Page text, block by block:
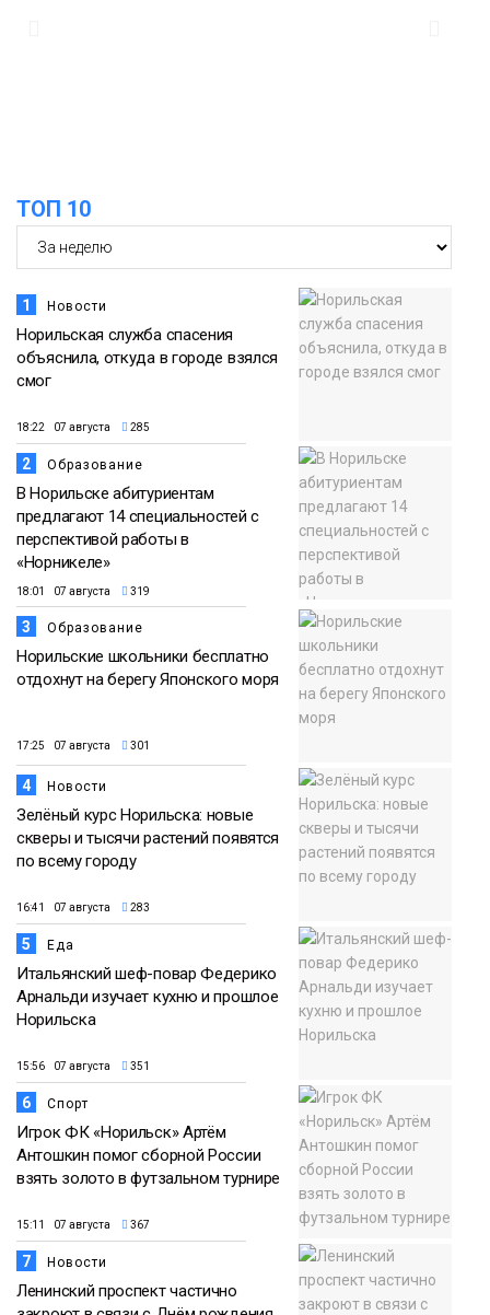
ТОП 10
1 Новости
Норильская служба спасения
объяснила, откуда в городе взялся
смог
18:22 07 августа 285
2 Образование
В Норильске абитуриентам
предлагают 14 специальностей с
перспективой работы в
«Норникеле»
18:01 07 августа 319
3 Образование
Норильские школьники бесплатно
отдохнут на берегу Японского моря
17:25 07 августа 301
4 Новости
Зелёный курс Норильска: новые
скверы и тысячи растений появятся
по всему городу
16:41 07 августа 283
5 Еда
Итальянский шеф-повар Федерико
Арнальди изучает кухню и прошлое
Норильска
15:56 07 августа 351
6 Спорт
Игрок ФК «Норильск» Артём
Антошкин помог сборной России
взять золото в футзальном турнире
15:11 07 августа 367
7 Новости
Ленинский проспект частично